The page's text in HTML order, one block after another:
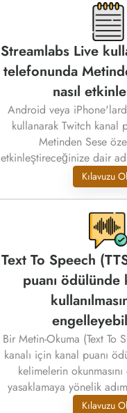
Streamlabs Live
telefonunda
nasıl
Android veya
kullanarak Twitch kanal
Metinden Sese
etkinleştireceğinize dair
Kılavuzu
Text To Speech
puanı
Bir Metin-Okuma (Text To
kanalı için kanal puanı
kelimelerin
yasaklamaya yönelik
Kılavuzu